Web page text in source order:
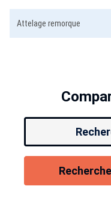
Attelage remorque